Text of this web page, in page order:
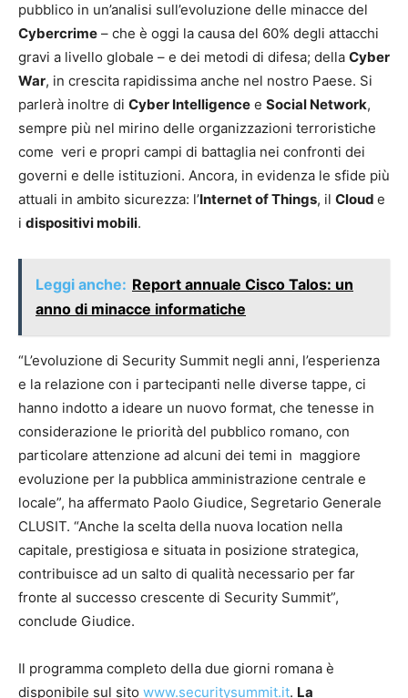
pubblico in un’analisi sull’evoluzione delle minacce del
Cybercrime – che è oggi la causa del 60% degli attacchi
gravi a livello globale – e dei metodi di difesa; della Cyber
War, in crescita rapidissima anche nel nostro Paese. Si
parlerà inoltre di Cyber Intelligence e Social Network,
sempre più nel mirino delle organizzazioni terroristiche
come veri e propri campi di battaglia nei confronti dei
governi e delle istituzioni. Ancora, in evidenza le sfide più
attuali in ambito sicurezza: l’Internet of Things, il Cloud e
i dispositivi mobili.
Leggi anche: Report annuale Cisco Talos: un
anno di minacce informatiche
“L’evoluzione di Security Summit negli anni, l’esperienza
e la relazione con i partecipanti nelle diverse tappe, ci
hanno indotto a ideare un nuovo format, che tenesse in
considerazione le priorità del pubblico romano, con
particolare attenzione ad alcuni dei temi in maggiore
evoluzione per la pubblica amministrazione centrale e
locale”, ha affermato Paolo Giudice, Segretario Generale
CLUSIT. “Anche la scelta della nuova location nella
capitale, prestigiosa e situata in posizione strategica,
contribuisce ad un salto di qualità necessario per far
fronte al successo crescente di Security Summit”,
conclude Giudice.
Il programma completo della due giorni romana è
disponibile sul sito www.securitysummit.it. La